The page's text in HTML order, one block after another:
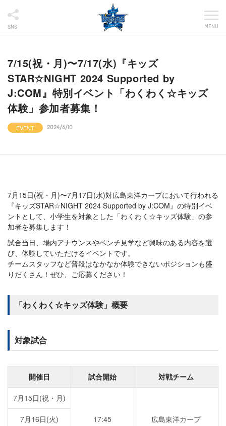
SNS MENU
7/15(祝・月)〜7/17(水)『キッズ
STAR☆NIGHT 2024 Supported by
J:COM』特別イベント「わくわく☆キッズ
体験」参加者募集！
EVENT 2024/6/10
7月15日(祝・月)〜7月17日(水)対広島東洋カープにおいて行われる
『キッズSTAR☆NIGHT 2024 Supported by J:COM』の特別イベ
ントとして、小学生を対象とした「わくわく☆キッズ体験」の参
加者を募集します！
試合当日、場内アナウンスやベンチ見学など興味のある内容を選
び、体験していただけるイベントです。
チームスタッフなど普段はなかなか体験できないポジションも盛
りだくさん！ぜひ、ご応募ください！
「わくわく☆キッズ体験」概要
対象試合
開催日 試合開始 対戦チーム
7月15日(祝・月)
17:45 広島東洋カープ
7月16日(火)